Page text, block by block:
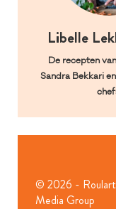
Libelle
De recepten
Sandra Bekkari
© 2026 -
Media Group